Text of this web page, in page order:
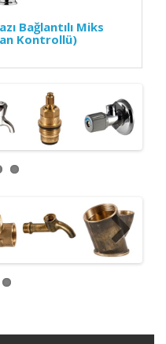
Bağlantılı Miks
Kontrollü)